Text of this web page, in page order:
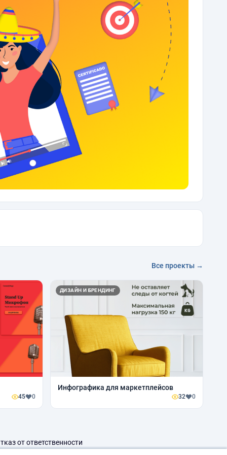
Все проекты →
45 0
ДИЗАЙН И БРЕНДИНГ
Инфографика для маркетплейсов
32 0
от ответственности